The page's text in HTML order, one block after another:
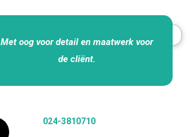
024-3810710
Met oog voor detail en maatwerk voor
de cliënt.